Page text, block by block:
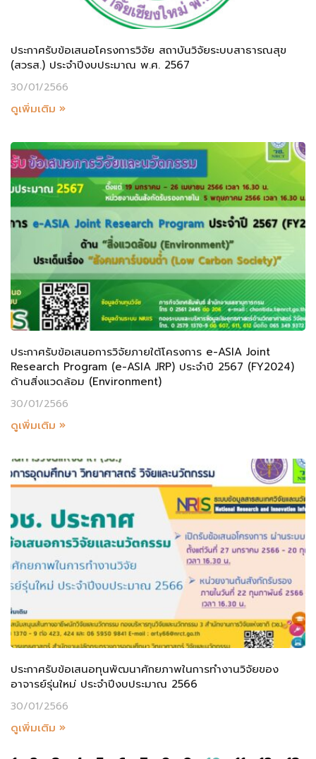
ประกาศรับข้อเสนอโครงการวิจัย สถาบันวิจัยระบบสาธารณสุข
(สวรส.) ประจำปีงบประมาณ พ.ศ. 2567
30/01/2566
ดูเพิ่มเติม »
ประกาศรับข้อเสนอการวิจัยภายใต้โครงการ e-ASIA Joint
Research Program (e-ASIA JRP) ประจำปี 2567 (FY2024)
ด้านสิ่งแวดล้อม (Environment)
30/01/2566
ดูเพิ่มเติม »
ประกาศรับข้อเสนอทุนพัฒนาศักยภาพในการทำงานวิจัยของ
อาจารย์รุ่นใหม่ ประจำปีงบประมาณ 2566
30/01/2566
ดูเพิ่มเติม »